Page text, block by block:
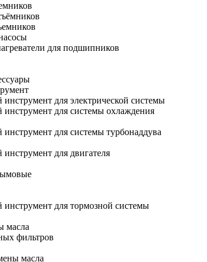
для подшипников
инструмент для электрической системы
инструмент для системы охлаждения
инструмент для системы турбонаддува
инструмент для двигателя
инструмент для тормозной системы
масла
фильтров
масла